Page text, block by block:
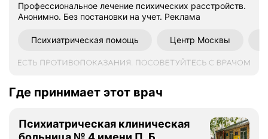
Профессиональное лечение психических расстройств.
Анонимно. Без постановки на учет. Реклама
Психиатрическая помощь Центр Москвы
Где принимает этот врач
Психиатрическая клиническая